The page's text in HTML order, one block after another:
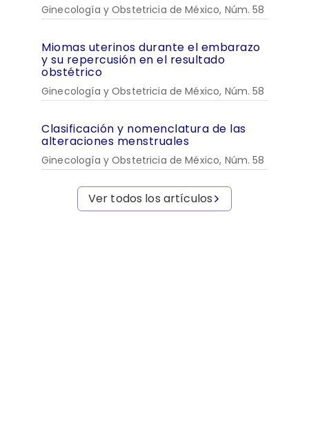
Ginecología y Obstetricia de México, Núm. 58
Miomas uterinos durante el embarazo
y su repercusión en el resultado
obstétrico
Ginecología y Obstetricia de México, Núm. 58
Clasificación y nomenclatura de las
alteraciones menstruales
Ginecología y Obstetricia de México, Núm. 58
Ver todos los artículos